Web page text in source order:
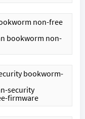
non-free
bookworm non-
bookworm-
security
firmware